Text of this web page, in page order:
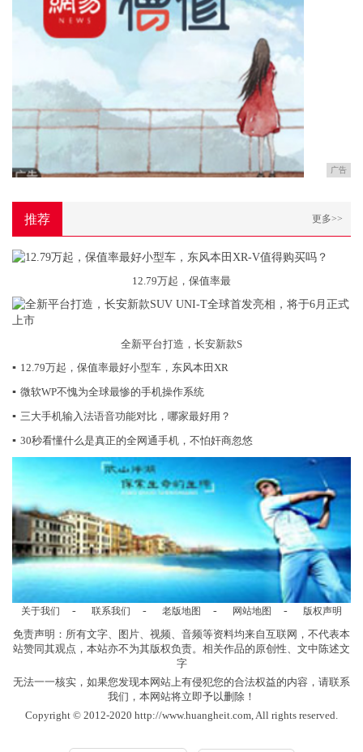
广告
推荐 更多>>
12.79万起，保值率最
全新平台打造，长安新款S
▪ 12.79万起，保值率最好小型车，东风本田XR
▪ 微软WP不愧为全球最惨的手机操作系统
▪ 三大手机输入法语音功能对比，哪家最好用？
▪ 30秒看懂什么是真正的全网通手机，不怕奸商忽悠
关于我们 - 联系我们 - 老版地图 - 网站地图 - 版权声明
免责声明：所有文字、图片、视频、音频等资料均来自互联网，不代表本
站赞同其观点，本站亦不为其版权负责。相关作品的原创性、文中陈述文
字
无法一一核实，如果您发现本网站上有侵犯您的合法权益的内容，请联系
我们，本网站将立即予以删除！
Copyright © 2012-2020 http://www.huangheit.com, All rights reserved.